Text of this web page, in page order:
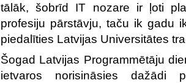
tālāk, šobrīd IT nozare ir ļoti
profesiju pārstāvju, taču ik gadu
piedalīties Latvijas Universitātes
Šogad Latvijas Programmētāju
ietvaros norisināsies dažādi